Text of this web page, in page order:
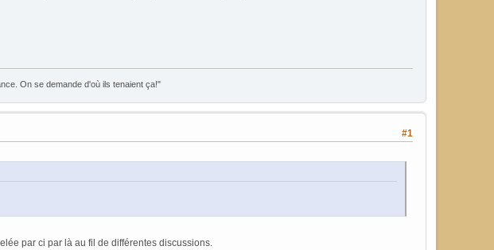
On se demande d'où ils tenaient ça!"
#1
par ci par là au fil de différentes discussions.